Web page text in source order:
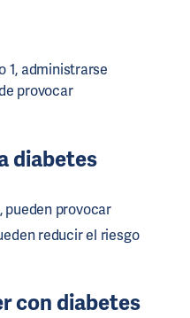
1, administrarse
provocar
diabetes
pueden provocar
reducir el riesgo
con diabetes